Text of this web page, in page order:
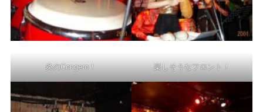
炎のCongero！ 楽しそうなフロント！